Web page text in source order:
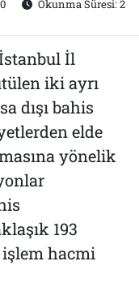
Okunma Süresi: 2
İl
iki ayrı
dışı bahis
elde
yönelik
193
hacmi